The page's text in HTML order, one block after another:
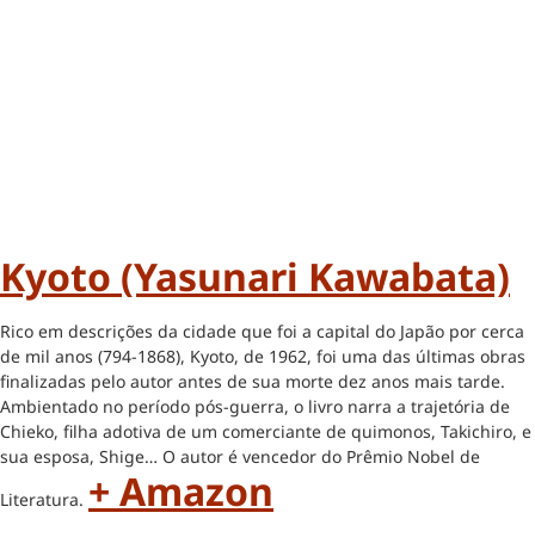
Kyoto (Yasunari Kawabata)
Rico em descrições da cidade que foi a capital do Japão por cerca
de mil anos (794-1868), Kyoto, de 1962, foi uma das últimas obras
finalizadas pelo autor antes de sua morte dez anos mais tarde.
Ambientado no período pós-guerra, o livro narra a trajetória de
Chieko, filha adotiva de um comerciante de quimonos, Takichiro, e
sua esposa, Shige… O autor é vencedor do Prêmio Nobel de
Literatura. + Amazon